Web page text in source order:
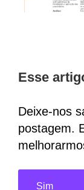
Esse
Deixe-nos
postagem.
Sim